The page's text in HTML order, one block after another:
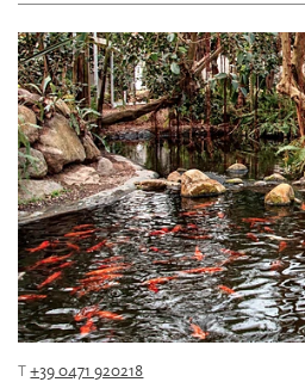
T+39 0471 920218